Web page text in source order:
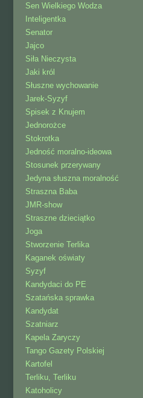
Sen Wielkiego Wodza
Inteligentka
Senator
Jajco
Siła Nieczysta
Jaki król
Słuszne wychowanie
Jarek-Syzyf
Spisek z Knujem
Jednorożce
Stokrotka
Jedność moralno-ideowa
Stosunek przerywany
Jedyna słuszna moralność
Straszna Baba
JMR-show
Straszne dzieciątko
Joga
Stworzenie Terlika
Kaganek oświaty
Syzyf
Kandydaci do PE
Szatańska sprawka
Kandydat
Szatniarz
Kapela Zaryczy
Tango Gazety Polskiej
Kartofel
Terliku, Terliku
Katoholicy